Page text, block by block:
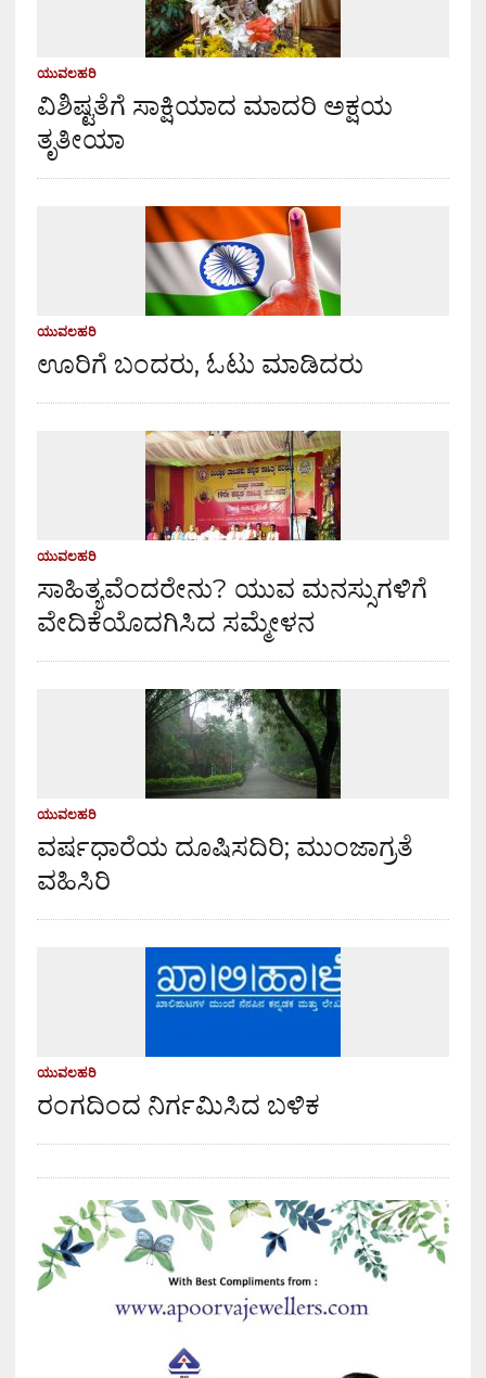
ಯುವಲಹರಿ
ವಿಶಿಷ್ಟತೆಗೆ ಸಾಕ್ಷಿಯಾದ ಮಾದರಿ ಅಕ್ಷಯ
ತೃತೀಯಾ
ಯುವಲಹರಿ
ಊರಿಗೆ ಬಂದರು, ಓಟು ಮಾಡಿದರು
ಯುವಲಹರಿ
ಸಾಹಿತ್ಯವೆಂದರೇನು? ಯುವ ಮನಸ್ಸುಗಳಿಗೆ
ವೇದಿಕೆಯೊದಗಿಸಿದ ಸಮ್ಮೇಳನ
ಯುವಲಹರಿ
ವರ್ಷಧಾರೆಯ ದೂಷಿಸದಿರಿ; ಮುಂಜಾಗ್ರತೆ
ವಹಿಸಿರಿ
ಯುವಲಹರಿ
ರಂಗದಿಂದ ನಿರ್ಗಮಿಸಿದ ಬಳಿಕ